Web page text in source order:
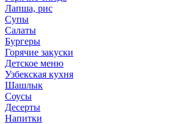
Лапша, рис
Супы
Салаты
Бургеры
Горячие закуски
Детское меню
Узбекская кухня
Шашлык
Соусы
Десерты
Напитки